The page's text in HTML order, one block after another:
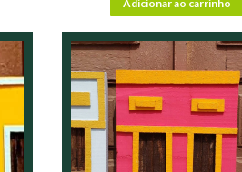
Adicionar ao carrinho